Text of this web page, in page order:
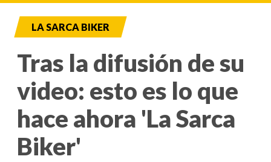
LA SARCA BIKER
Tras la difusión de su
video: esto es lo que
hace ahora 'La Sarca
Biker'